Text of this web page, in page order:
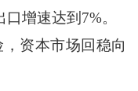
增速达到7%。
资本市场回稳向